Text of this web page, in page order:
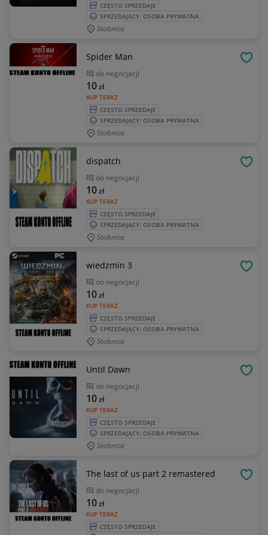
CZĘSTO SPRZEDAJE
SPRZEDAJĄCY: OSOBA PRYWATNA
Stobnica
Spider Man
do negocjacji
KUP TERAZ
10zł
CZĘSTO SPRZEDAJE
SPRZEDAJĄCY: OSOBA PRYWATNA
Stobnica
dispatch
do negocjacji
KUP TERAZ
10zł
CZĘSTO SPRZEDAJE
SPRZEDAJĄCY: OSOBA PRYWATNA
Stobnica
wiedzmin 3
do negocjacji
KUP TERAZ
10zł
CZĘSTO SPRZEDAJE
SPRZEDAJĄCY: OSOBA PRYWATNA
Stobnica
Until Dawn
do negocjacji
KUP TERAZ
10zł
CZĘSTO SPRZEDAJE
SPRZEDAJĄCY: OSOBA PRYWATNA
Stobnica
The last of us part 2 remastered
do negocjacji
KUP TERAZ
10zł
CZĘSTO SPRZEDAJE